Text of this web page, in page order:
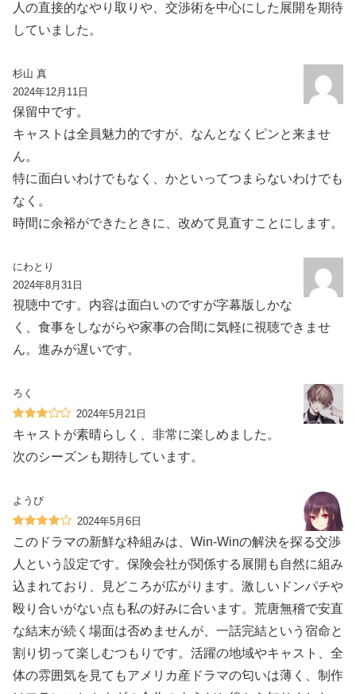
人の直接的なやり取りや、交渉術を中心にした展開を期待
していました。
杉山 真
2024年12月11日
保留中です。
キャストは全員魅力的ですが、なんとなくピンと来ませ
ん。
特に面白いわけでもなく、かといってつまらないわけでも
なく。
時間に余裕ができたときに、改めて見直すことにします。
にわとり
2024年8月31日
視聴中です。内容は面白いのですが字幕版しかな
く、食事をしながらや家事の合間に気軽に視聴できませ
ん。進みが遅いです。
ろく
2024年5月21日
キャストが素晴らしく、非常に楽しめました。
次のシーズンも期待しています。
ようび
2024年5月6日
このドラマの新鮮な枠組みは、Win-Winの解決を探る交渉
人という設定です。保険会社が関係する展開も自然に組み
込まれており、見どころが広がります。激しいドンパチや
殴り合いがない点も私の好みに合います。荒唐無稽で安直
な結末が続く場面は否めませんが、一話完結という宿命と
割り切って楽しむつもりです。活躍の地域やキャスト、全
体の雰囲気を見てもアメリカ産ドラマの匂いは薄く、制作